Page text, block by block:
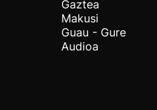
Gaztea
Makusi
Guau - Gure
Audioa